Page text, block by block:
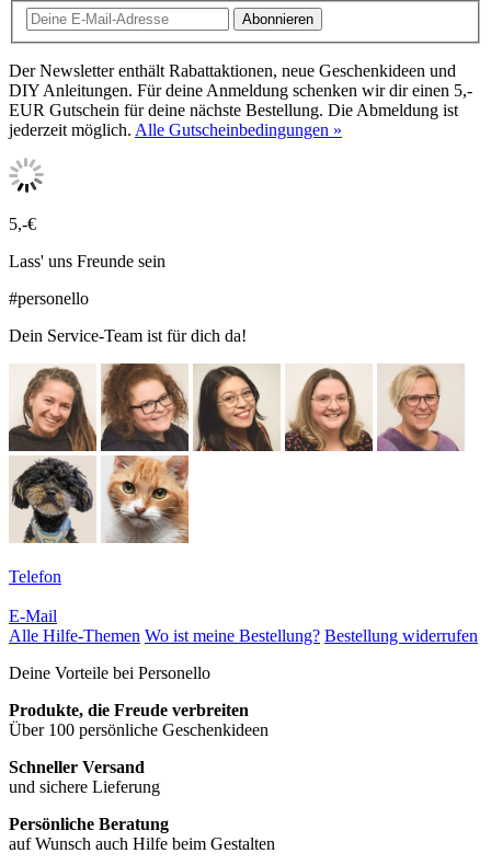
Abonnieren
Der Newsletter enthält Rabattaktionen, neue Geschenkideen und
DIY Anleitungen. Für deine Anmeldung schenken wir dir einen 5,-
EUR Gutschein für deine nächste Bestellung. Die Abmeldung ist
jederzeit möglich. Alle Gutscheinbedingungen »
5,-€
Lass' uns Freunde sein
#personello
Dein Service-Team ist für dich da!
Telefon
E-Mail
Alle Hilfe-Themen Wo ist meine Bestellung? Bestellung widerrufen
Deine Vorteile bei Personello
Produkte, die Freude verbreiten
Über 100 persönliche Geschenkideen
Schneller Versand
und sichere Lieferung
Persönliche Beratung
auf Wunsch auch Hilfe beim Gestalten